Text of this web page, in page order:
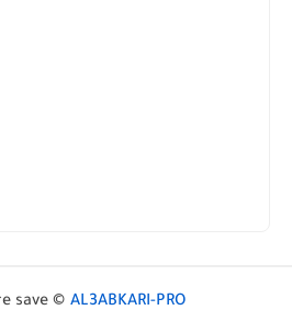
save © AL3ABKARI-PRO